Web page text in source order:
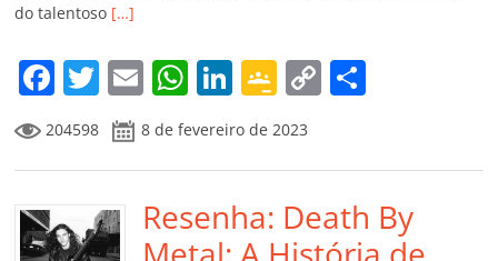
do talentoso […]
F
a
c
e
b
T
w
itt
er
E
m
ai
l
W
at
s
A
Li
k
e
dI
G
o
o
gl
e
C
y
Li
p
ar
204598 8 de fevereiro de 2023
Resenha: Death By